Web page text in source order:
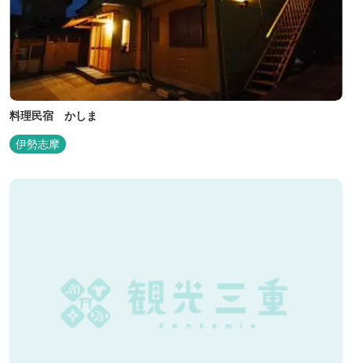
料理民宿 かしま
伊勢志摩